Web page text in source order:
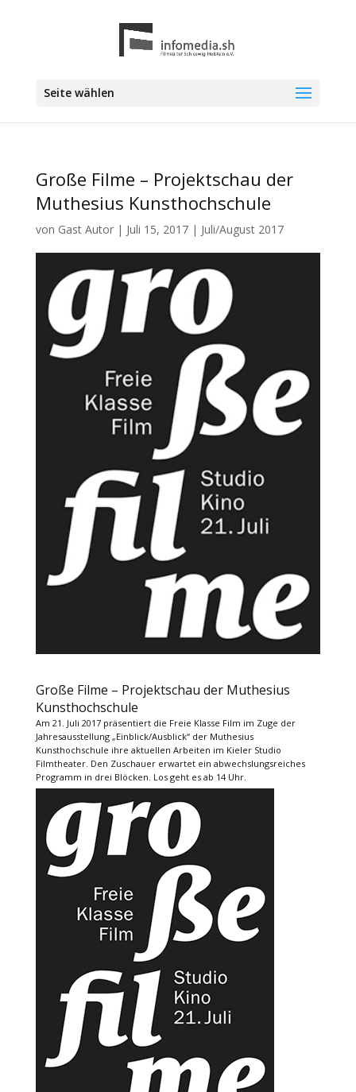
Seite wählen
Große Filme – Projektschau der
Muthesius Kunsthochschule
von Gast Autor| Juli 15, 2017| Juli/August 2017
Große Filme – Projektschau der Muthesius
Kunsthochschule
Am 21. Juli 2017 präsentiert die Freie Klasse Film im Zuge der
Jahresausstellung „Einblick/Ausblick“ der Muthesius
Kunsthochschule ihre aktuellen Arbeiten im Kieler Studio
Filmtheater. Den Zuschauer erwartet ein abwechslungsreiches
Programm in drei Blöcken. Los geht es ab 14 Uhr.